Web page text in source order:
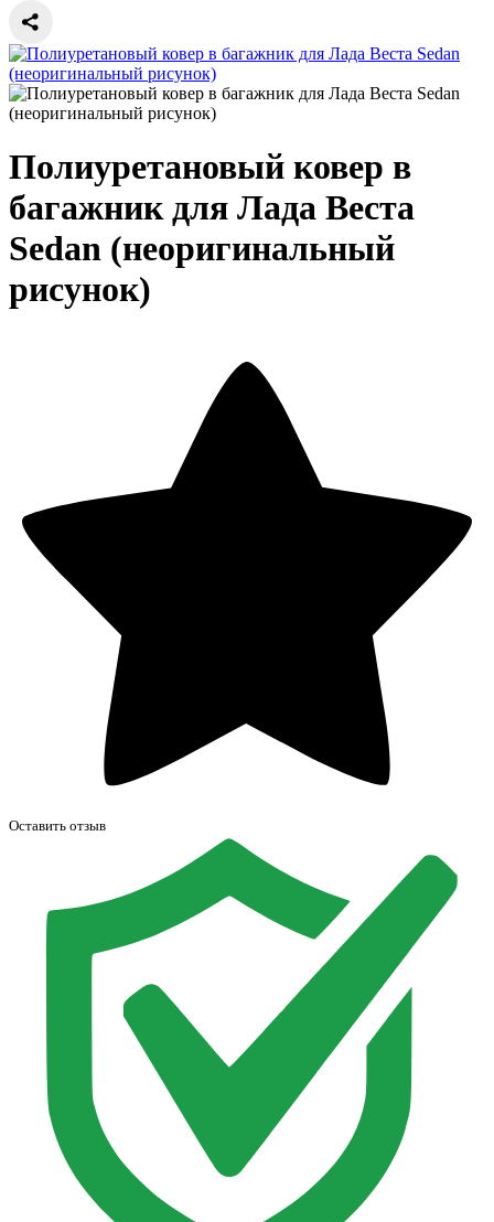
Полиуретановый ковер в
багажник для Лада Веста
Sedan (неоригинальный
рисунок)
Оставить отзыв